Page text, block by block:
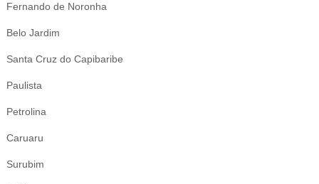
Fernando de Noronha
Belo Jardim
Santa Cruz do Capibaribe
Paulista
Petrolina
Caruaru
Surubim